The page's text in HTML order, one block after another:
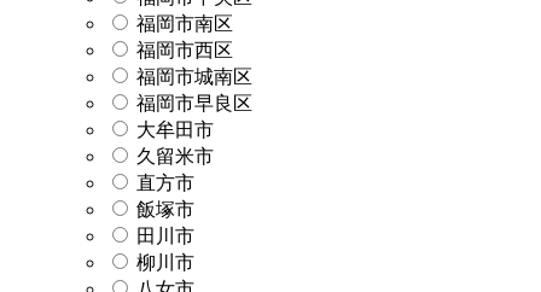
福岡市南区
福岡市西区
福岡市城南区
福岡市早良区
大牟田市
久留米市
直方市
飯塚市
田川市
柳川市